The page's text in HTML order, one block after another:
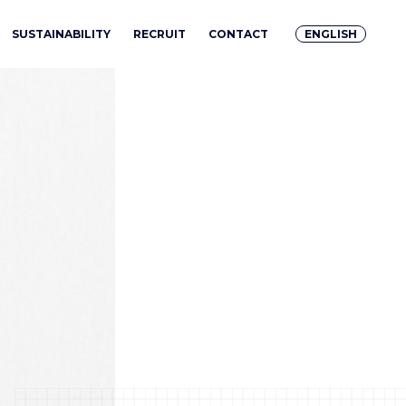
SUSTAINABILITY RECRUIT CONTACT ENGLISH